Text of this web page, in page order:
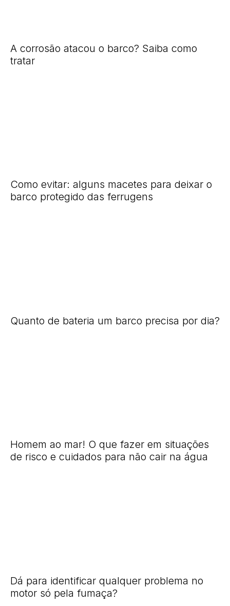
A corrosão atacou o barco? Saiba como
tratar
Como evitar: alguns macetes para deixar o
barco protegido das ferrugens
Quanto de bateria um barco precisa por dia?
Homem ao mar! O que fazer em situações
de risco e cuidados para não cair na água
Dá para identificar qualquer problema no
motor só pela fumaça?